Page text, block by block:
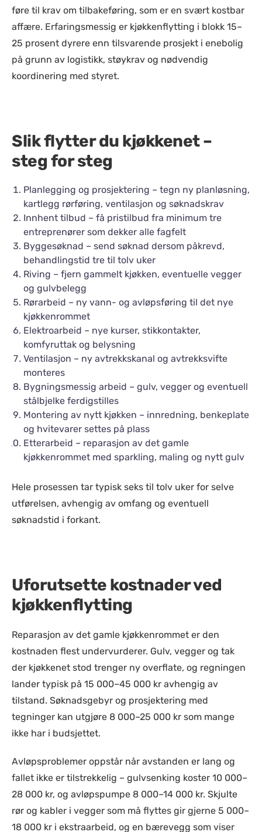
føre til krav om tilbakeføring, som er en svært kostbar
affære. Erfaringsmessig er kjøkkenflytting i blokk 15–
25 prosent dyrere enn tilsvarende prosjekt i enebolig
på grunn av logistikk, støykrav og nødvendig
koordinering med styret.
Slik flytter du kjøkkenet –
steg for steg
Planlegging og prosjektering – tegn ny planløsning,
kartlegg rørføring, ventilasjon og søknadskrav
Innhent tilbud – få pristilbud fra minimum tre
entreprenører som dekker alle fagfelt
Byggesøknad – send søknad dersom påkrevd,
behandlingstid tre til tolv uker
Riving – fjern gammelt kjøkken, eventuelle vegger
og gulvbelegg
Rørarbeid – ny vann- og avløpsføring til det nye
kjøkkenrommet
Elektroarbeid – nye kurser, stikkontakter,
komfyruttak og belysning
Ventilasjon – ny avtrekkskanal og avtrekksvifte
monteres
Bygningsmessig arbeid – gulv, vegger og eventuell
stålbjelke ferdigstilles
Montering av nytt kjøkken – innredning, benkeplate
og hvitevarer settes på plass
Etterarbeid – reparasjon av det gamle
kjøkkenrommet med sparkling, maling og nytt gulv
Hele prosessen tar typisk seks til tolv uker for selve
utførelsen, avhengig av omfang og eventuell
søknadstid i forkant.
Uforutsette kostnader ved
kjøkkenflytting
Reparasjon av det gamle kjøkkenrommet er den
kostnaden flest undervurderer. Gulv, vegger og tak
der kjøkkenet stod trenger ny overflate, og regningen
lander typisk på 15 000–45 000 kr avhengig av
tilstand. Søknadsgebyr og prosjektering med
tegninger kan utgjøre 8 000–25 000 kr som mange
ikke har i budsjettet.
Avløpsproblemer oppstår når avstanden er lang og
fallet ikke er tilstrekkelig – gulvsenking koster 10 000–
28 000 kr, og avløpspumpe 8 000–14 000 kr. Skjulte
rør og kabler i vegger som må flyttes gir gjerne 5 000–
18 000 kr i ekstraarbeid, og en bærevegg som viser